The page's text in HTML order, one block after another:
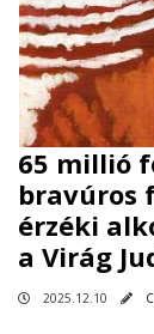
65 millió
bravúros
érzéki
a Virág
2025.12.10